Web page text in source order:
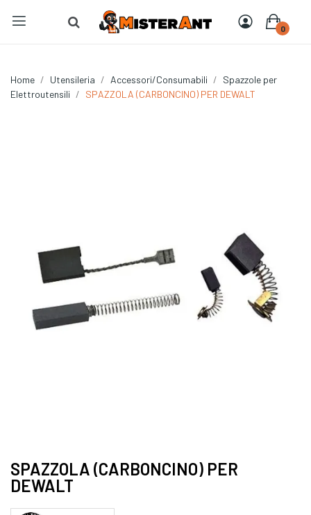
0
Home Utensileria Accessori/Consumabili
Spazzole per
Elettroutensili
SPAZZOLA (CARBONCINO) PER DEWALT
SPAZZOLA (CARBONCINO) PER
DEWALT